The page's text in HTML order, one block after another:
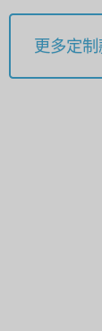
更多定